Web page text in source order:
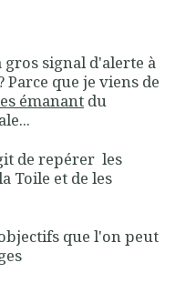
signal d'alerte à
que je viens de
émanant du
de repérer les
Toile et de les
que l'on peut